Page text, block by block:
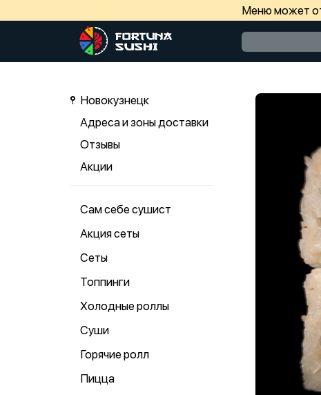
Меню может
Новокузнецк
Адреса и зоны доставки
Отзывы
Акции
Сам себе сушист
Акция сеты
Сеты
Топпинги
Холодные роллы
Суши
Горячие ролл
Пицца